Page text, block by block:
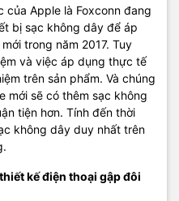
của Apple là Foxconn đang
bị sạc không dây để áp
trong năm 2017. Tuy
và việc áp dụng thực tế
trên sản phẩm. Và chúng
mới sẽ có thêm sạc không
tiện hơn. Tính đến thời
không dây duy nhất trên
kế điện thoại gập đôi